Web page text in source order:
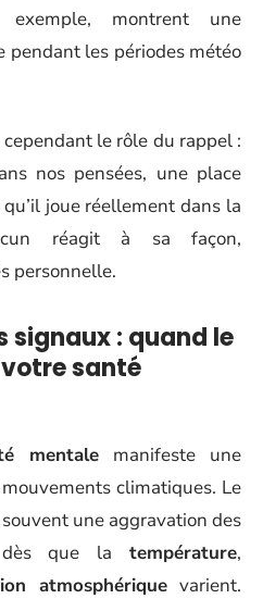
montrent une
pendant les périodes météo
le rôle du rappel :
nos pensées, une place
joue réellement dans la
réagit à sa façon,
personnelle.
signaux : quand le
santé
mentalemanifeste une
climatiques. Le
une aggravation des
que latempérature,
atmosphériquevarient.